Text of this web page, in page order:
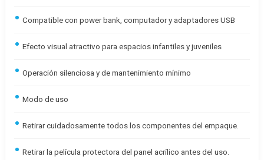
Compatible con power bank, computador y adaptadores USB
Efecto visual atractivo para espacios infantiles y juveniles
Operación silenciosa y de mantenimiento mínimo
Modo de uso
Retirar cuidadosamente todos los componentes del empaque.
Retirar la película protectora del panel acrílico antes del uso.